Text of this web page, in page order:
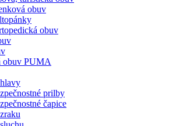
obuv
obuv
obuv PUMA
prilby
čapice